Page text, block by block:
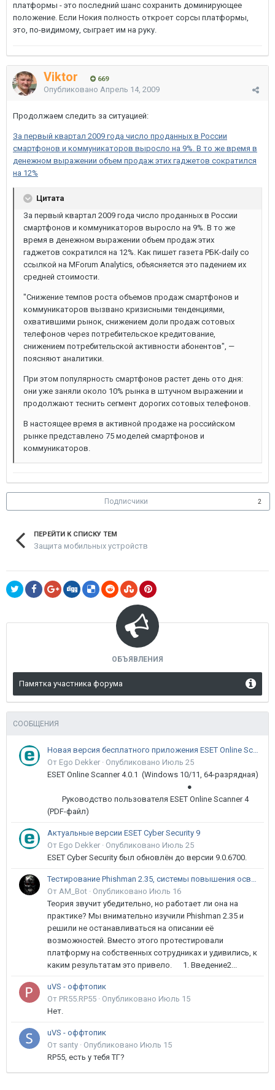
платформы - это последний шанс сохранить доминирующее
положение. Если Нокия полность откроет сорсы платформы,
это, по-видимому, сыграет им на руку.
Viktor 669
Опубликовано Апрель 14, 2009
Продолжаем следить за ситуацией:
За первый квартал 2009 года число проданных в России
смартфонов и коммуникаторов выросло на 9%. В то же время в
денежном выражении объем продаж этих гаджетов сократился
на 12%
Цитата
За первый квартал 2009 года число проданных в России
смартфонов и коммуникаторов выросло на 9%. В то же
время в денежном выражении объем продаж этих
гаджетов сократился на 12%. Как пишет газета РБК-daily со
ссылкой на MForum Analytics, объясняется это падением их
средней стоимости.
"Снижение темпов роста объемов продаж смартфонов и
коммуникаторов вызвано кризисными тенденциями,
охватившими рынок, снижением доли продаж сотовых
телефонов через потребительское кредитование,
снижением потребительской активности абонентов", —
поясняют аналитики.
При этом популярность смартфонов растет день ото дня:
они уже заняли около 10% рынка в штучном выражении и
продолжают теснить сегмент дорогих сотовых телефонов.
В настоящее время в активной продаже на российском
рынке представлено 75 моделей смартфонов и
коммуникаторов.
Подписчики 2
ПЕРЕЙТИ К СПИСКУ ТЕМ
Защита мобильных устройств
ОБЪЯВЛЕНИЯ
Памятка участника форума
СООБЩЕНИЯ
Новая версия бесплатного приложения ESET Online Scanner доступна пользователям
От Ego Dekker · Опубликовано Июль 25
ESET Online Scanner 4.0.1 (Windows 10/11, 64-разрядная)
●
Руководство пользователя ESET Online Scanner 4
(PDF-файл)
Актуальные версии ESET Cyber Security 9
От Ego Dekker · Опубликовано Июль 25
ESET Cyber Security был обновлён до версии 9.0.6700.
Тестирование Phishman 2.35, системы повышения осведомлённости пользователей в сфере ИБ
От AM_Bot · Опубликовано Июль 16
Теория звучит убедительно, но работает ли она на
практике? Мы внимательно изучили Phishman 2.35 и
решили не останавливаться на описании её
возможностей. Вместо этого протестировали
платформу на собственных сотрудниках и удивились, к
каким результатам это привело. 1. Введение2...
uVS - оффтопик
От PR55.RP55 · Опубликовано Июль 15
Нет.
uVS - оффтопик
От santy · Опубликовано Июль 15
RP55, есть у тебя ТГ?